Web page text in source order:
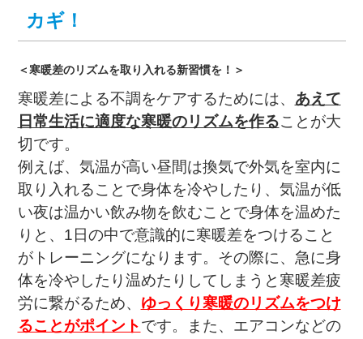
カギ！
＜寒暖差のリズムを取り入れる新習慣を！＞
寒暖差による不調をケアするためには、 あえて
日常生活に適度な寒暖のリズムを作ることが大
切です。
例えば、気温が高い昼間は換気で外気を室内に
取り入れることで身体を冷やしたり、気温が低
い夜は温かい飲み物を飲むことで身体を温めた
りと、1日の中で意識的に寒暖差をつけること
がトレーニングになります。その際に、急に身
体を冷やしたり温めたりしてしまうと寒暖差疲
労に繋がるため、 ゆっくり寒暖のリズムをつけ
ることがポイントです。また、エアコンなどの